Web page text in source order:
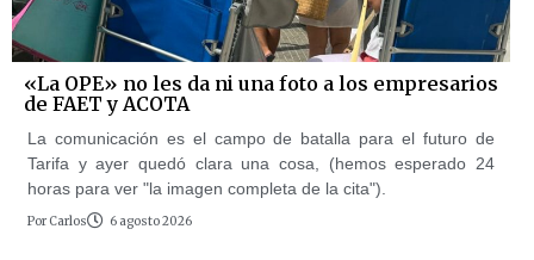
«La OPE» no les da ni una foto a los empresarios
de FAET y ACOTA
La comunicación es el campo de batalla para el futuro de
Tarifa y ayer quedó clara una cosa, (hemos esperado 24
horas para ver "la imagen completa de la cita").
Por Carlos 6 agosto 2026